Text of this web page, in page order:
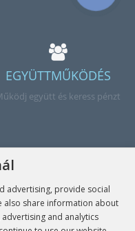
EGYÜTTMŰKÖDÉS
együtt és keress pénzt
Kész
advertising, provide social
also share information about
and analytics